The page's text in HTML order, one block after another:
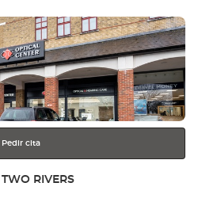
-
Pedir cita
RIVERS